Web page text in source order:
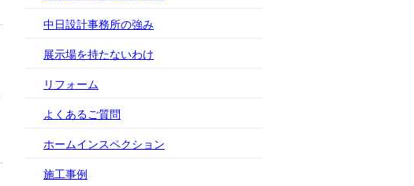
中日設計事務所の強み
展示場を持たないわけ
リフォーム
よくあるご質問
ホームインスペクション
施工事例